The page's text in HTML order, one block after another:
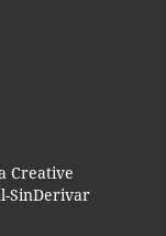
Creative
SinDerivar